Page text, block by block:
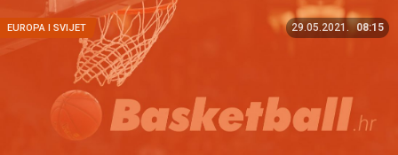
EUROPA I SVIJET 29.05.2021. 08:15